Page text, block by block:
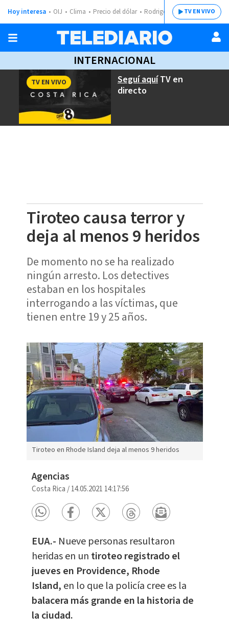
Hoy interesa OIJ Clima Precio del dólar Rodrigo ChavesTV EN VIVO
INTERNACIONAL
Seguí aquíTV en
directo
TV EN VIVO
Tiroteo causa terror y
deja al menos 9 heridos
De momento no se ha realizado
ningún arresto. Los detectives
estaban en los hospitales
interrogando a las víctimas, que
tienen entre 19 y 25 años.
Tiroteo en Rhode Island deja al menos 9 heridos
Agencias
Costa Rica /14.05.2021 14:17:56
EUA.- Nueve personas resultaron
heridas en un tiroteoregistrado el
jueves en Providence, Rhode
Island, en lo que la policía cree es la
balacera más grande en la historia de
la ciudad.